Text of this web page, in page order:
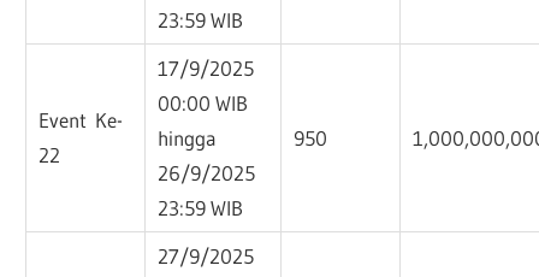
23:59 WIB
Event Ke-
22
17/9/2025
00:00 WIB
hingga
26/9/2025
23:59 WIB
950
27/9/2025